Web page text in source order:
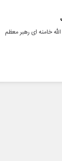
خامنه ای رهبر معظم